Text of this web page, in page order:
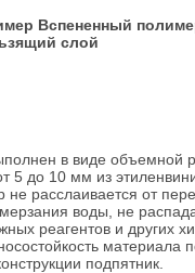
Вспененный
слой
в виде объемной
5 до 10 мм из
не расслаивается от
воды, не
реагентов и других
материала
подпятник.